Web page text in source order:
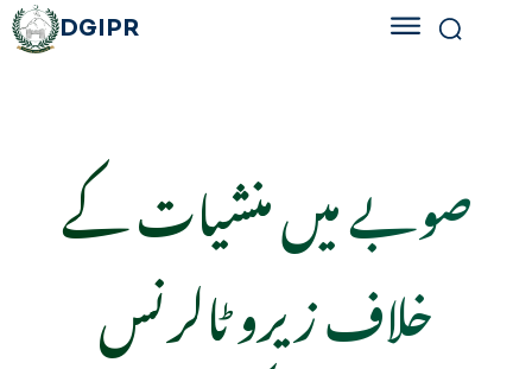
DGIPR
صوبے میں منشیات کے
خلاف زیرو ٹالرنس